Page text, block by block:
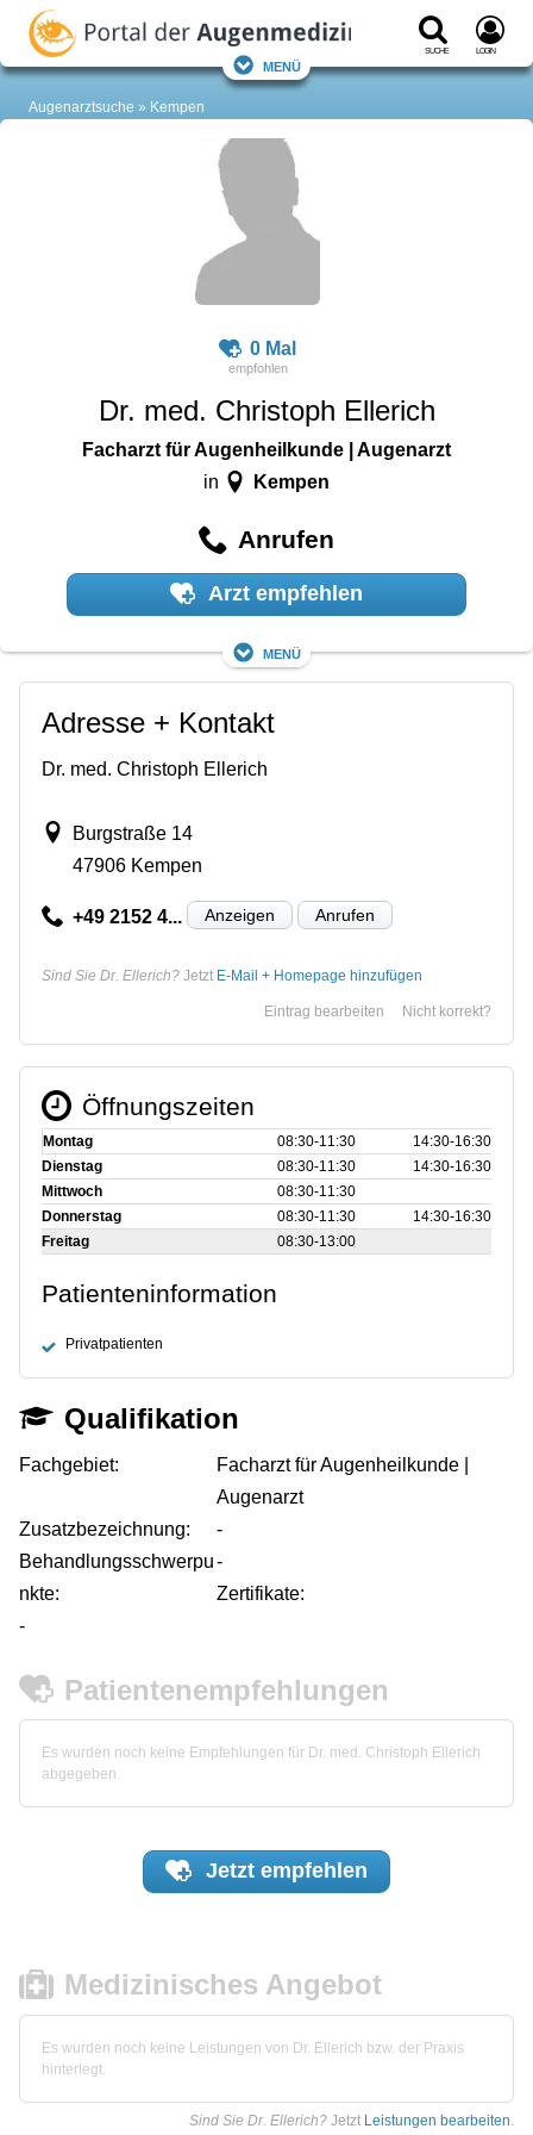
Suche Login
Menü
Augenarztsuche Kempen
0 Mal
Dr. med. Christoph Ellerich
Facharzt für Augenheilkunde | Augenarzt
in Kempen
Anrufen
Arzt empfehlen
Menü
Adresse + Kontakt
Dr. med. Christoph Ellerich
Burgstraße 14
47906 Kempen
+49 2152 4... Anzeigen Anrufen
Sind Sie Dr. Ellerich? Jetzt E-Mail + Homepage hinzufügen
Nicht korrekt?
Eintrag bearbeiten
Öffnungszeiten
Montag 08:30‑11:30
14:30‑16:30
Dienstag
08:30‑11:30
14:30‑16:30
Mittwoch
08:30‑11:30
Donnerstag
08:30‑11:30
14:30‑16:30
Freitag
08:30‑13:00
Patienteninformation
Privatpatienten
Qualifikation
Fachgebiet:
Facharzt für Augenheilkunde |
Augenarzt
Zusatzbezeichnung:
-
Behandlungsschwerpu
nkte:
-
Zertifikate:
-
Patientenempfehlungen
Es wurden noch keine Empfehlungen für Dr. med. Christoph Ellerich
abgegeben.
Jetzt empfehlen
Medizinisches Angebot
Es wurden noch keine Leistungen von Dr. Ellerich bzw. der Praxis
hinterlegt.
Sind Sie Dr. Ellerich? Jetzt Leistungen bearbeiten.